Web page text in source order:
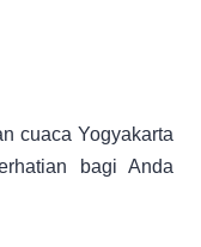
cuaca Yogyakarta
bagi Anda